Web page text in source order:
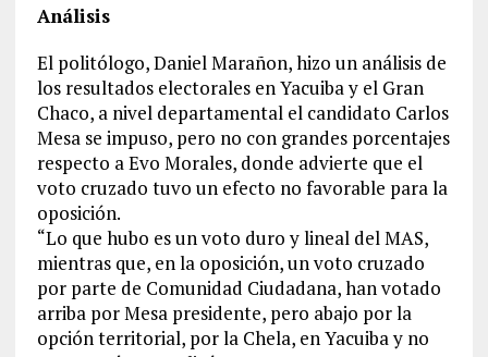
Análisis
El politólogo, Daniel Marañon, hizo un análisis de
los resultados electorales en Yacuiba y el Gran
Chaco, a nivel departamental el candidato Carlos
Mesa se impuso, pero no con grandes porcentajes
respecto a Evo Morales, donde advierte que el
voto cruzado tuvo un efecto no favorable para la
oposición.
“Lo que hubo es un voto duro y lineal del MAS,
mientras que, en la oposición, un voto cruzado
por parte de Comunidad Ciudadana, han votado
arriba por Mesa presidente, pero abajo por la
opción territorial, por la Chela, en Yacuiba y no